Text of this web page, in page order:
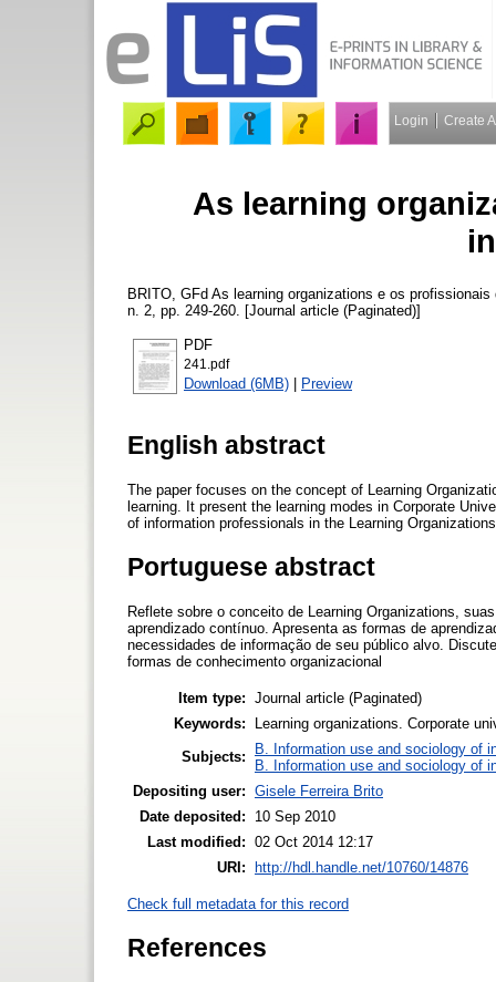
Login Create
As learning
BRITO, GFd As learning organizations e os
n. 2, pp. 249-260. [Journal article (Paginated)]
PDF
241.pdf
Download (6MB) | Preview
English abstract
The paper focuses on the concept of Learning
learning. It present the learning modes in Corporate
of information professionals in the Learning
Portuguese abstract
Reflete sobre o conceito de Learning Organizations,
aprendizado contínuo. Apresenta as formas de
necessidades de informação de seu público alvo.
formas de conhecimento organizacional
Item type: Journal article (Paginated)
Keywords:
Learning organizations. Corporate
Subjects:
B. Information use and sociology of
B. Information use and sociology of
Depositing user: Gisele Ferreira Brito
Date deposited:
10 Sep 2010
Last modified: 02 Oct 2014 12:17
URI:
http://hdl.handle.net/10760/14876
Check full metadata for this record
References